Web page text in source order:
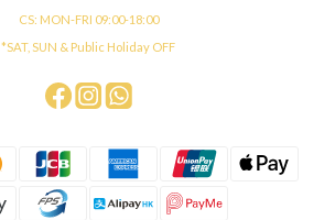
CS: MON-FRI 09:00-18:00
*SAT, SUN & Public Holiday OFF